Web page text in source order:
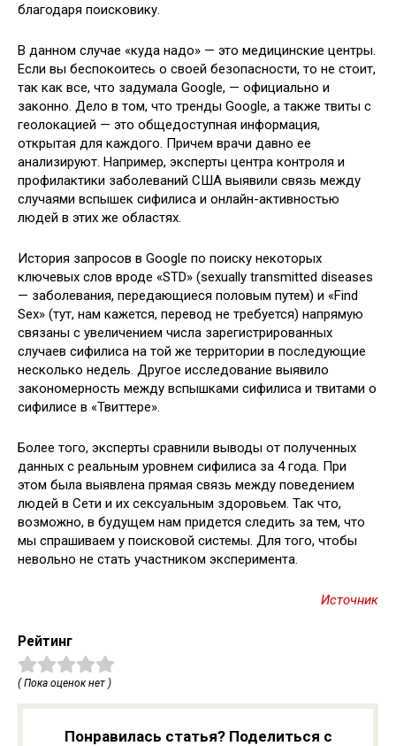
благодаря поисковику.
В данном случае «куда надо» — это медицинские центры.
Если вы беспокоитесь о своей безопасности, то не стоит,
так как все, что задумала Google, — официально и
законно. Дело в том, что тренды Google, а также твиты с
геолокацией — это общедоступная информация,
открытая для каждого. Причем врачи давно ее
анализируют. Например, эксперты центра контроля и
профилактики заболеваний США выявили связь между
случаями вспышек сифилиса и онлайн-активностью
людей в этих же областях.
История запросов в Google по поиску некоторых
ключевых слов вроде «STD» (sexually transmitted diseases
— заболевания, передающиеся половым путем) и «Find
Sex» (тут, нам кажется, перевод не требуется) напрямую
связаны с увеличением числа зарегистрированных
случаев сифилиса на той же территории в последующие
несколько недель. Другое исследование выявило
закономерность между вспышками сифилиса и твитами о
сифилисе в «Твиттере».
Более того, эксперты сравнили выводы от полученных
данных с реальным уровнем сифилиса за 4 года. При
этом была выявлена прямая связь между поведением
людей в Сети и их сексуальным здоровьем. Так что,
возможно, в будущем нам придется следить за тем, что
мы спрашиваем у поисковой системы. Для того, чтобы
невольно не стать участником эксперимента.
Источник
Рейтинг
( Пока оценок нет )
Понравилась статья? Поделиться с